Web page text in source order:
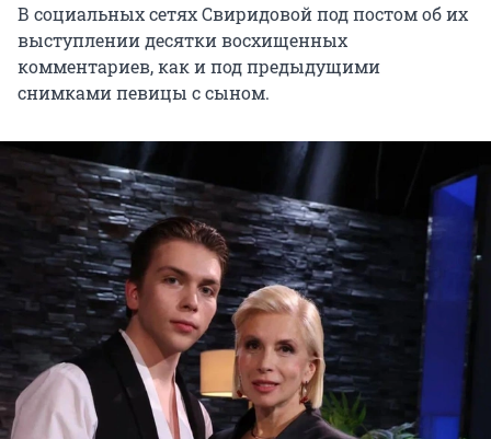
В социальных сетях Свиридовой под постом об их
выступлении десятки восхищенных
комментариев, как и под предыдущими
снимками певицы с сыном.